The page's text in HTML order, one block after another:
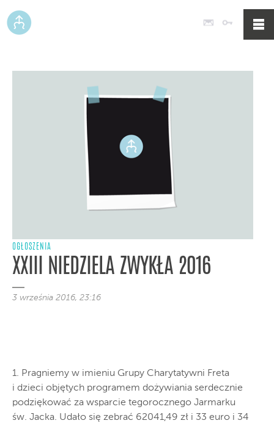
Poczta
OGŁOSZENIA
XXIII NIEDZIELA ZWYKŁA 2016
3 września 2016, 23:16
1. Pragniemy w imieniu Grupy Charytatywni Freta
i dzieci objętych programem dożywiania serdecznie
podziękować za wsparcie tegorocznego Jarmarku
św. Jacka. Udało się zebrać 62041,49 zł i 33 euro i 34